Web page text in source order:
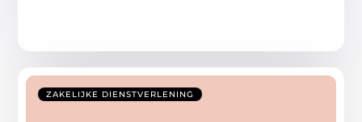
ZAKELIJKE DIENSTVERLENING